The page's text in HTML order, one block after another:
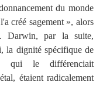
du monde
créé sagement », alors
Darwin, par la suite,
la dignité spécifique de
qui le différenciait
étaient radicalement